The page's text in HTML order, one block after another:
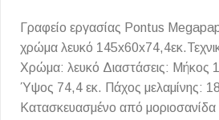
Γραφείο εργασίας Pontus
χρώμα λευκό
Χρώμα: λευκό Διαστάσεις: Μήκος
Ύψος 74,4 εκ. Πάχος μελαμίνης:
Κατασκευασμένο από μοριοσανίδα